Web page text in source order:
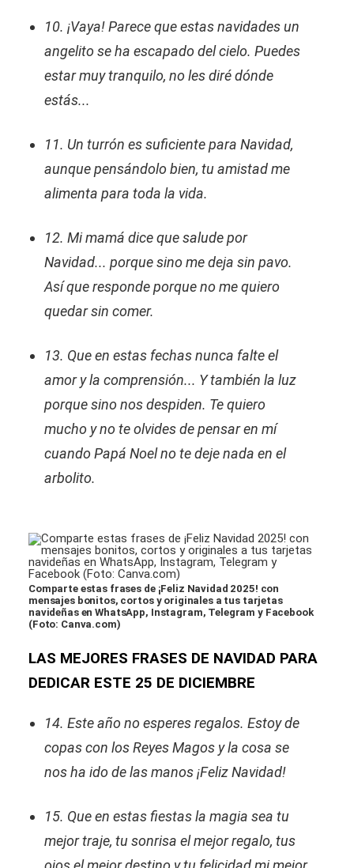
10. ¡Vaya! Parece que estas navidades un
angelito se ha escapado del cielo. Puedes
estar muy tranquilo, no les diré dónde
estás...
11. Un turrón es suficiente para Navidad,
aunque pensándolo bien, tu amistad me
alimenta para toda la vida.
12. Mi mamá dice que salude por
Navidad... porque sino me deja sin pavo.
Así que responde porque no me quiero
quedar sin comer.
13. Que en estas fechas nunca falte el
amor y la comprensión... Y también la luz
porque sino nos despiden. Te quiero
mucho y no te olvides de pensar en mí
cuando Papá Noel no te deje nada en el
arbolito.
Comparte estas frases de ¡Feliz Navidad 2025! con
mensajes bonitos, cortos y originales a tus tarjetas
navideñas en WhatsApp, Instagram, Telegram y Facebook
(Foto: Canva.com)
LAS MEJORES FRASES DE NAVIDAD PARA
DEDICAR ESTE 25 DE DICIEMBRE
14. Este año no esperes regalos. Estoy de
copas con los Reyes Magos y la cosa se
nos ha ido de las manos ¡Feliz Navidad!
15. Que en estas fiestas la magia sea tu
mejor traje, tu sonrisa el mejor regalo, tus